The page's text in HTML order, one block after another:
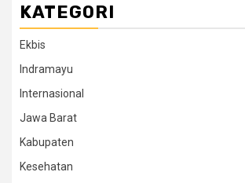
KATEGORI
Ekbis
Indramayu
Internasional
Jawa Barat
Kabupaten
Kesehatan